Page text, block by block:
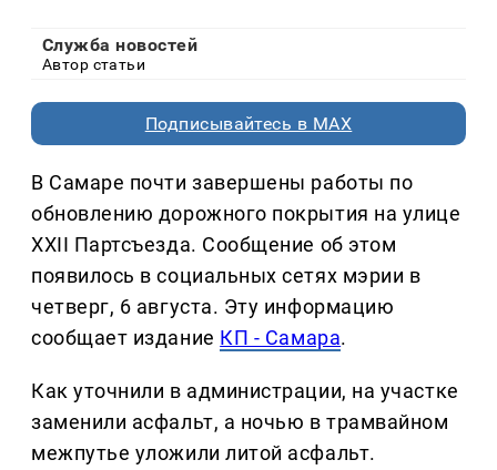
Служба новостей
Автор статьи
Подписывайтесь в MAX
В Самаре почти завершены работы по
обновлению дорожного покрытия на улице
XXII Партсъезда. Сообщение об этом
появилось в социальных сетях мэрии в
четверг, 6 августа. Эту информацию
сообщает издание КП - Самара.
Как уточнили в администрации, на участке
заменили асфальт, а ночью в трамвайном
межпутье уложили литой асфальт.